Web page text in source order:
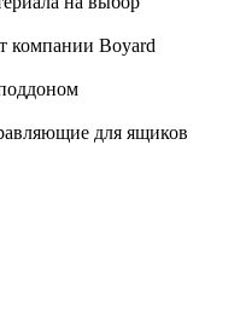
компании Boyard
для ящиков